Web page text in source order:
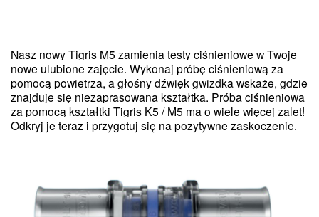
Nasz nowy Tigris M5 zamienia testy ciśnieniowe w Twoje
nowe ulubione zajęcie. Wykonaj próbę ciśnieniową za
pomocą powietrza, a głośny dźwięk gwizdka wskaże, gdzie
znajduje się niezaprasowana kształtka. Próba ciśnieniowa
za pomocą kształtki Tigris K5 / M5 ma o wiele więcej zalet!
Odkryj je teraz i przygotuj się na pozytywne zaskoczenie.